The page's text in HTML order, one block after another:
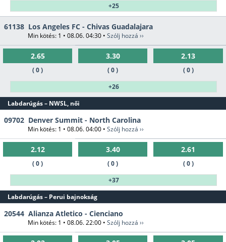
+25
61138 Los Angeles FC - Chivas Guadalajara
Min kötés: 1 • 08.06. 04:30 • Szólj hozzá ››
2.65
( 0 )
3.30
( 0 )
2.13
( 0 )
+26
Labdarúgás – NWSL, női
09702 Denver Summit - North Carolina
Min kötés: 1 • 08.06. 04:00 • Szólj hozzá ››
2.12
( 0 )
3.40
( 0 )
2.61
( 0 )
+37
Labdarúgás – Perui bajnokság
20544 Alianza Atletico - Cienciano
Min kötés: 1 • 08.06. 22:00 • Szólj hozzá ››